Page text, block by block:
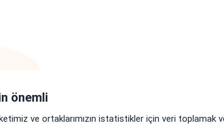
bir uzmanlık arayın
önemli
ve ortaklarımızın istatistikler için veri toplamak